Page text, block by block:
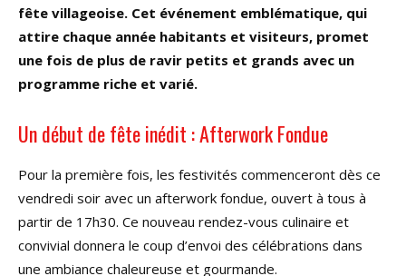
fête villageoise. Cet événement emblématique, qui
attire chaque année habitants et visiteurs, promet
une fois de plus de ravir petits et grands avec un
programme riche et varié.
Un début de fête inédit : Afterwork Fondue
Pour la première fois, les festivités commenceront dès ce
vendredi soir avec un afterwork fondue, ouvert à tous à
partir de 17h30. Ce nouveau rendez-vous culinaire et
convivial donnera le coup d’envoi des célébrations dans
une ambiance chaleureuse et gourmande.